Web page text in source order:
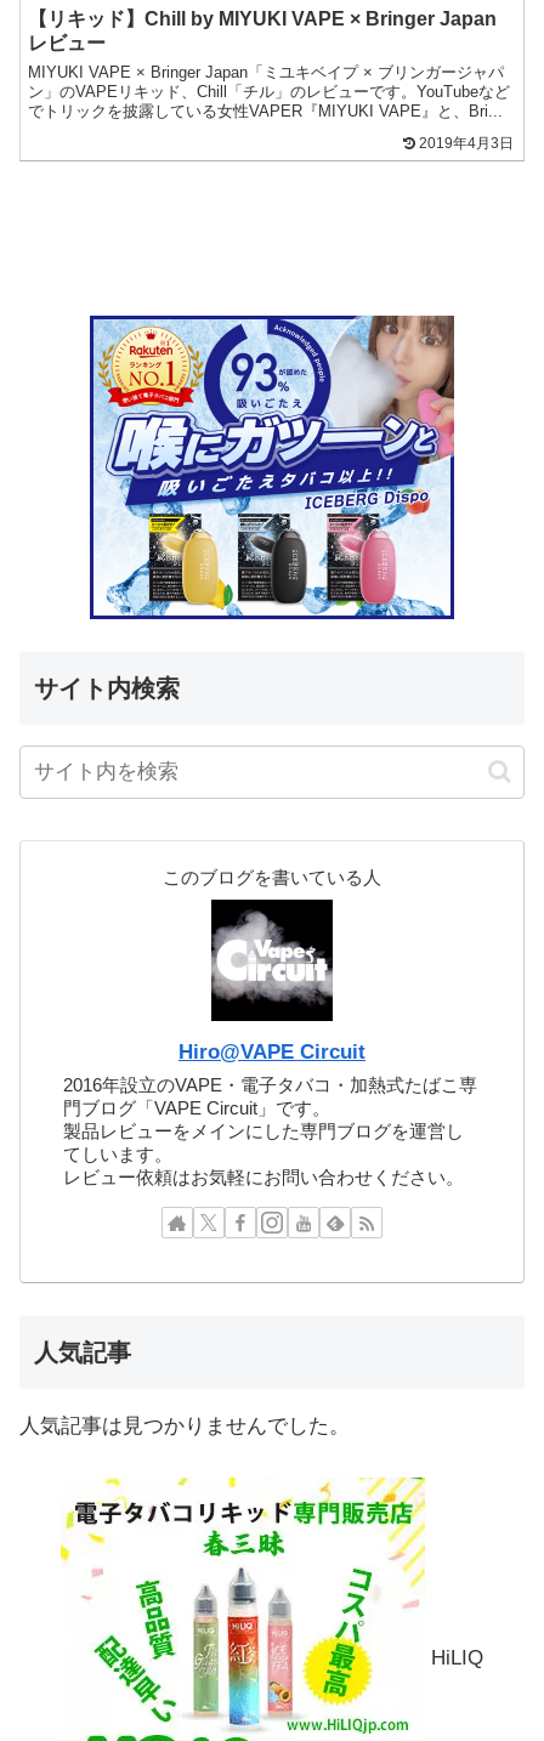
【リキッド】Chill by MIYUKI VAPE × Bringer Japan
レビュー
MIYUKI VAPE × Bringer Japan「ミユキベイプ × ブリンガージャパ
ン」のVAPEリキッド、Chill「チル」のレビューです。YouTubeなど
でトリックを披露している女性VAPER『MIYUKI VAPE』と、Bri...
2019年4月3日
サイト内検索
このブログを書いている人
Hiro@VAPE Circuit
2016年設立のVAPE・電子タバコ・加熱式たばこ専
門ブログ「VAPE Circuit」です。
製品レビューをメインにした専門ブログを運営し
てしいます。
レビュー依頼はお気軽にお問い合わせください。
人気記事
人気記事は見つかりませんでした。
HiLIQ